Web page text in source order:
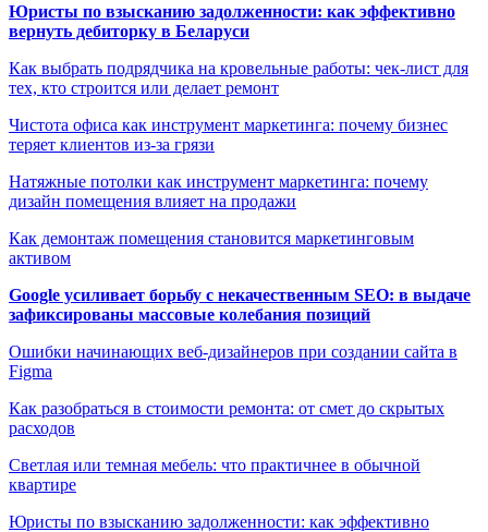
Юристы по взысканию задолженности: как эффективно
вернуть дебиторку в Беларуси
Как выбрать подрядчика на кровельные работы: чек-лист для
тех, кто строится или делает ремонт
Чистота офиса как инструмент маркетинга: почему бизнес
теряет клиентов из-за грязи
Натяжные потолки как инструмент маркетинга: почему
дизайн помещения влияет на продажи
Как демонтаж помещения становится маркетинговым
активом
Google усиливает борьбу с некачественным SEO: в выдаче
зафиксированы массовые колебания позиций
Ошибки начинающих веб-дизайнеров при создании сайта в
Figma
Как разобраться в стоимости ремонта: от смет до скрытых
расходов
Светлая или темная мебель: что практичнее в обычной
квартире
Юристы по взысканию задолженности: как эффективно